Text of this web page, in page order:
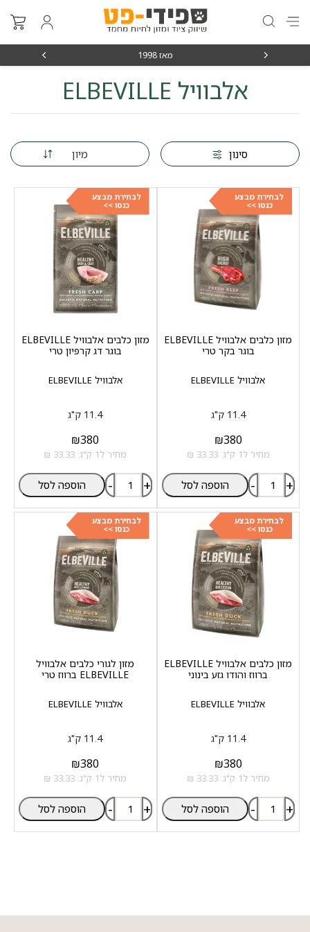
מאז 1998
אלבוויל ELBEVILLE
סינון מיון
לבחירת מבצע
כנסו >>
אלבוויל ELBEVILLE
מזון כלבים אלבוויל ELBEVILLE
בוגר בקר טרי
11.4 ק"ג
₪380
מחיר ל1 ק"ג: 33.33 ₪
- + הוספה לסל
לבחירת מבצע
כנסו >>
אלבוויל ELBEVILLE
מזון כלבים אלבוויל ELBEVILLE
בוגר דג קרפיון טרי
11.4 ק"ג
₪380
מחיר ל1 ק"ג: 33.33 ₪
- + הוספה לסל
לבחירת מבצע
כנסו >>
אלבוויל ELBEVILLE
מזון כלבים אלבוויל ELBEVILLE
ברווז והודו גזע בינוני
11.4 ק"ג
₪380
מחיר ל1 ק"ג: 33.33 ₪
- + הוספה לסל
לבחירת מבצע
כנסו >>
אלבוויל ELBEVILLE
מזון לגורי כלבים אלבוויל
ELBEVILLE ברווז טרי
11.4 ק"ג
₪380
מחיר ל1 ק"ג: 33.33 ₪
- + הוספה לסל